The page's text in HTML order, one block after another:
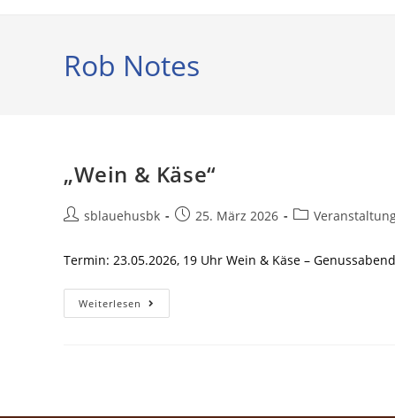
Rob Notes
„Wein & Käse“
sblauehusbk 25. März 2026
Termin: 23.05.2026, 19 Uhr Wein & Käse –
Weiterlesen